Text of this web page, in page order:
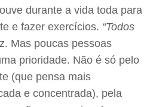
durante a vida toda para
e fazer exercícios. “Todos
Mas poucas pessoas
prioridade. Não é só pelo
(que pensa mais
e concentrada), pela